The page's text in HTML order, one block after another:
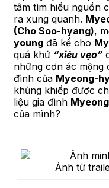
tâm tìm hiểu nguồn
ra xung quanh.
(Cho Soo-hyang),
young đã kể cho
quá khứ “xiêu vẹo”
những cơn ác mộng
đình của Myeong-
khủng khiếp được
liệu gia đình
của mình?
Ảnh từ